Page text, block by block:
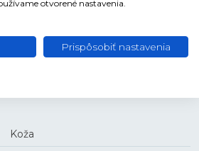
40 mm
8,55 mm
Koža
otvorené nastavenia.
Prispôsobiť nastavenia